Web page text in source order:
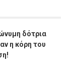
δότρια
η κόρη του